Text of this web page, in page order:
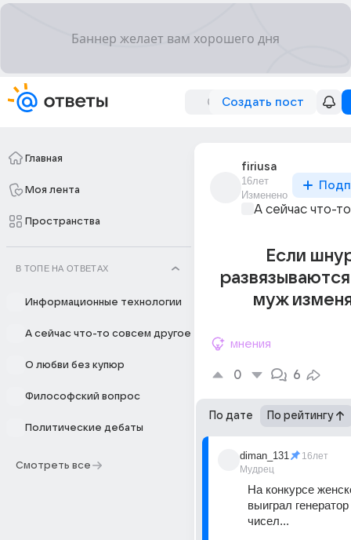
Создать пост
Главная
Моя лента
Пространства
В ТОПЕ НА ОТВЕТАХ
Информационные технологии
А сейчас что-то совсем другое
О любви без купюр
Философский вопрос
Политические дебаты
Смотреть все
firiusa
16лет
Изменено
А сейчас что-
Если
муж
мнения
0 6
По дате По рейтингу
diman_131
Мудрец
16лет
На конкурсе
выиграл
чисел...